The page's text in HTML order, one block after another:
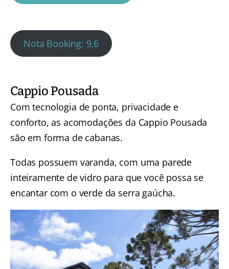
Nota Booking: 9,6
Cappio Pousada
Com tecnologia de ponta, privacidade e
conforto, as acomodações da Cappio Pousada
são em forma de cabanas.
Todas possuem varanda, com uma parede
inteiramente de vidro para que você possa se
encantar com o verde da serra gaúcha.